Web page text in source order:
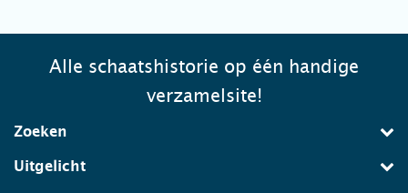
Alle schaatshistorie op één handige
verzamelsite!
Zoeken
Uitgelicht